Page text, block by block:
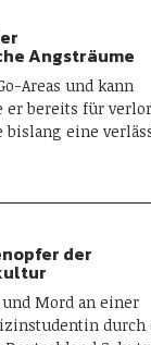
Angsträume
Areas und kann
er bereits für
eine
der
Mord an einer
durch